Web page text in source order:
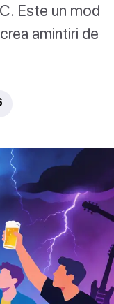
Este un mod
amintiri de